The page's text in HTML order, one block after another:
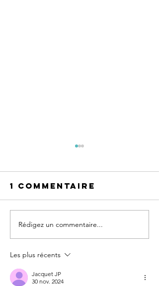
Prochaine
rencontre
des joueurs
1 commentaire
Rédigez un commentaire...
Les plus récents
Jacquet JP
30 nov. 2024